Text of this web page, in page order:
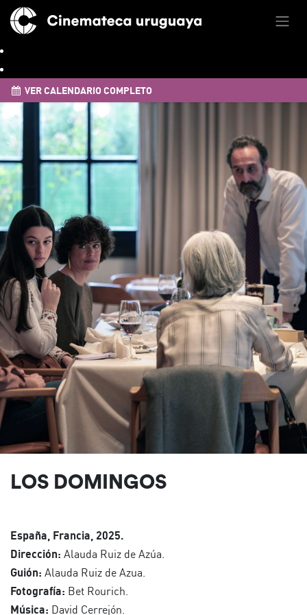
VER CALENDARIO COMPLETO
LOS DOMINGOS
España, Francia, 2025.
Dirección: Alauda Ruiz de Azúa.
Guión: Alauda Ruiz de Azua.
Fotografía: Bet Rourich.
Música: David Cerrejón.